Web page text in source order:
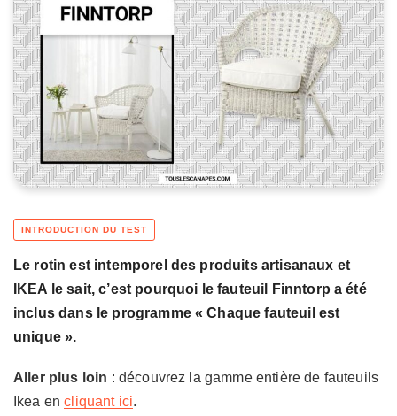
Le rotin est intemporel des produits artisanaux et
IKEA le sait, c’est pourquoi le fauteuil Finntorp a été
inclus dans le programme « Chaque fauteuil est
unique ».
Aller plus loin : découvrez la gamme entière de fauteuils
Ikea encliquant ici.